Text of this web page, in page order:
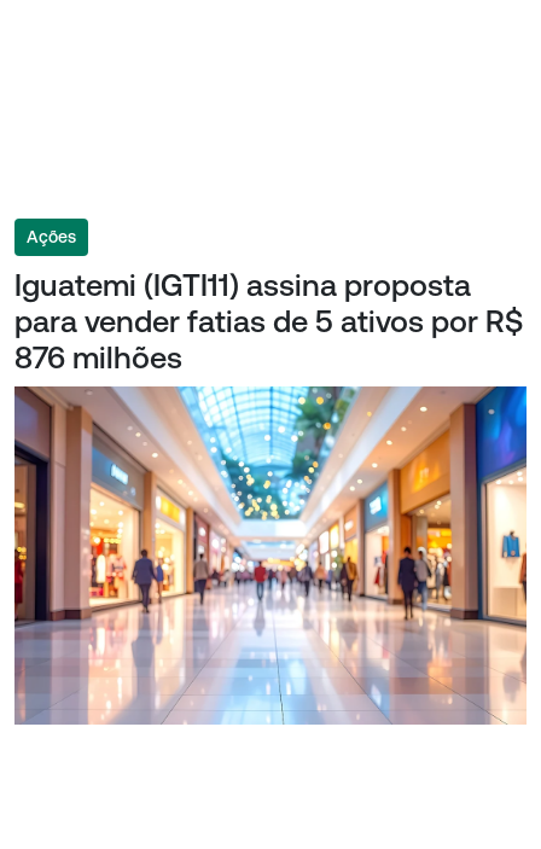
Ações
Iguatemi (IGTI11) assina proposta
para vender fatias de 5 ativos por R$
876 milhões